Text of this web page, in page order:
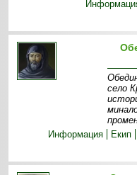
село
Информация
Екип